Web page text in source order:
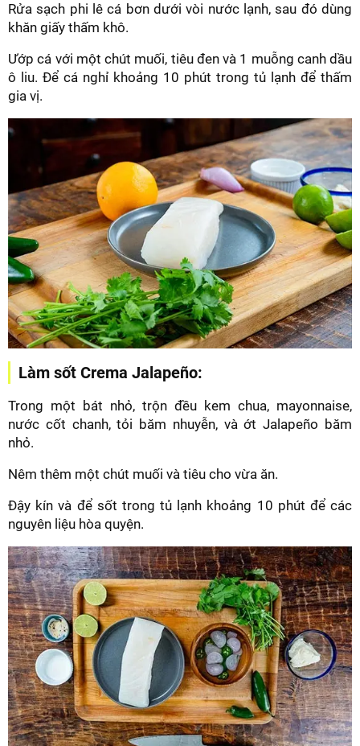
Rửa sạch phi lê cá bơn dưới vòi nước lạnh, sau đó dùng
khăn giấy thấm khô.
Ướp cá với một chút muối, tiêu đen và 1 muỗng canh dầu
ô liu. Để cá nghỉ khoảng 10 phút trong tủ lạnh để thấm
gia vị.
Làm sốt Crema Jalapeño:
Trong một bát nhỏ, trộn đều kem chua, mayonnaise,
nước cốt chanh, tỏi băm nhuyễn, và ớt Jalapeño băm
nhỏ.
Nêm thêm một chút muối và tiêu cho vừa ăn.
Đậy kín và để sốt trong tủ lạnh khoảng 10 phút để các
nguyên liệu hòa quyện.